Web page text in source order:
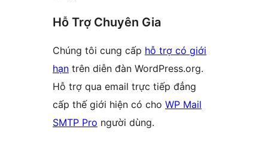
Hỗ Trợ Chuyên Gia
Chúng tôi cung cấp hỗ trợ có giới
hạn trên diễn đàn WordPress.org.
Hỗ trợ qua email trực tiếp đẳng
cấp thế giới hiện có cho WP Mail
SMTP Pro người dùng.